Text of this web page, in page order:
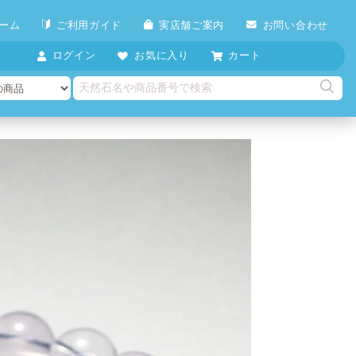
ム ご利用ガイド 実店舗ご案内 お問い合わせ
ログイン お気に入り カート